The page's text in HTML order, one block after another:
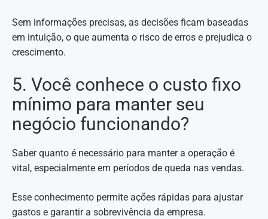
Sem informações precisas, as decisões ficam baseadas
em intuição, o que aumenta o risco de erros e prejudica o
crescimento.
5. Você conhece o custo fixo
mínimo para manter seu
negócio funcionando?
Saber quanto é necessário para manter a operação é
vital, especialmente em períodos de queda nas vendas.
Esse conhecimento permite ações rápidas para ajustar
gastos e garantir a sobrevivência da empresa.